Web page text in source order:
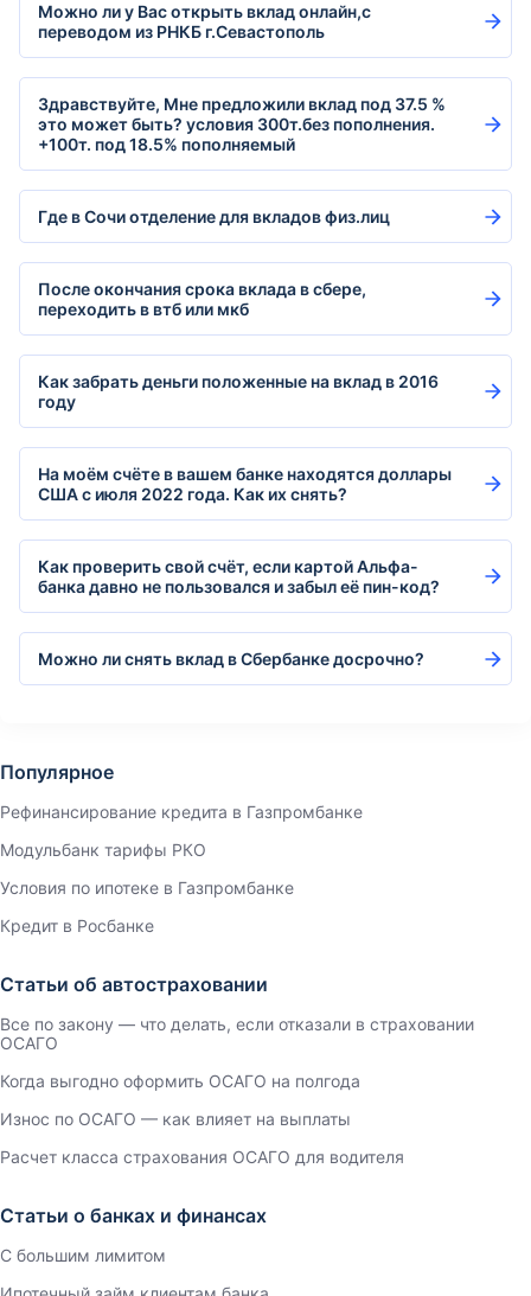
Можно ли у Вас открыть вклад онлайн,с
переводом из РНКБ г.Севастополь
Здравствуйте, Мне предложили вклад под 37.5 %
это может быть? условия 300т.без пополнения.
+100т. под 18.5% пополняемый
Где в Сочи отделение для вкладов физ.лиц
После окончания срока вклада в сбере,
переходить в втб или мкб
Как забрать деньги положенные на вклад в 2016
году
На моём счёте в вашем банке находятся доллары
США с июля 2022 года. Как их снять?
Как проверить свой счёт, если картой Альфа-
банка давно не пользовался и забыл её пин-код?
Можно ли снять вклад в Сбербанке досрочно?
Популярное
Рефинансирование кредита в Газпромбанке
Модульбанк тарифы РКО
Условия по ипотеке в Газпромбанке
Кредит в Росбанке
Статьи об автостраховании
Все по закону — что делать, если отказали в страховании
ОСАГО
Когда выгодно оформить ОСАГО на полгода
Износ по ОСАГО — как влияет на выплаты
Расчет класса страхования ОСАГО для водителя
Статьи о банках и финансах
С большим лимитом